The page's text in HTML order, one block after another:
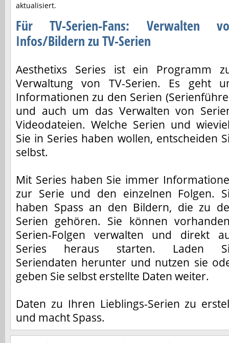
aktualisiert.
Für TV-Serien-Fans: Verwalten
Infos/Bildern zu TV-Serien
Aesthetixs Series ist ein Programm
Verwaltung von TV-Serien. Es geht
Informationen zu den Serien
und auch um das Verwalten von
Videodateien. Welche Serien und
Sie in Series haben wollen, entscheiden
selbst.
Mit Series haben Sie immer
zur Serie und den einzelnen Folgen.
haben Spass an den Bildern, die zu
Serien gehören. Sie können
Serien-Folgen verwalten und direkt
Series heraus starten. Laden
Seriendaten herunter und nutzen sie
geben Sie selbst erstellte Daten weiter.
Daten zu Ihren Lieblings-Serien zu
und macht Spass.